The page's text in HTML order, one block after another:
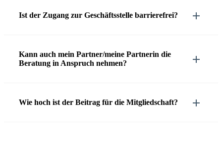
Ist der Zugang zur Geschäftsstelle barrierefrei?
Kann auch mein Partner/meine Partnerin die
Beratung in Anspruch nehmen?
Wie hoch ist der Beitrag für die Mitgliedschaft?